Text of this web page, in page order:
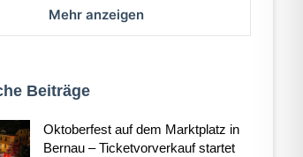
Mehr anzeigen
Beiträge
Oktoberfest auf dem Marktplatz in
Bernau – Ticketvorverkauf startet